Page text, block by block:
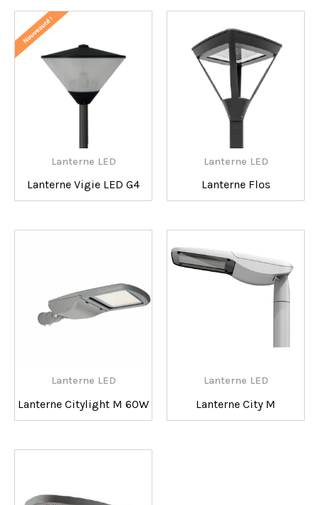
Lanterne LED
Lanterne Vigie LED G4
Lanterne LED
Lanterne Flos
Lanterne LED
Lanterne Citylight M 60W
Lanterne LED
Lanterne City M